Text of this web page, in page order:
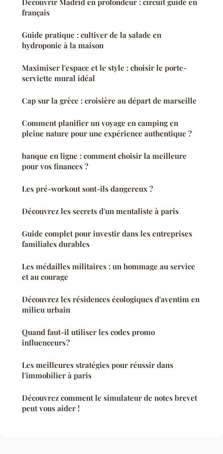
Découvrir Madrid en profondeur : circuit guidé en
français
Guide pratique : cultiver de la salade en
hydroponie à la maison
Maximiser l'espace et le style : choisir le porte-
serviette mural idéal
Cap sur la grèce : croisière au départ de marseille
Comment planifier un voyage en camping en
pleine nature pour une expérience authentique ?
banque en ligne : comment choisir la meilleure
pour vos finances ?
Les pré-workout sont-ils dangereux ?
Découvrez les secrets d'un mentaliste à paris
Guide complet pour investir dans les entreprises
familiales durables
Les médailles militaires : un hommage au service
et au courage
Découvrez les résidences écologiques d'aventim en
milieu urbain
Quand faut-il utiliser les codes promo
influenceurs ?
Les meilleures stratégies pour réussir dans
l'immobilier à paris
Découvrez comment le simulateur de notes brevet
peut vous aider !